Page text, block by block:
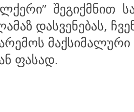
შეგიქმნით
დასვენებას,
ფასად.